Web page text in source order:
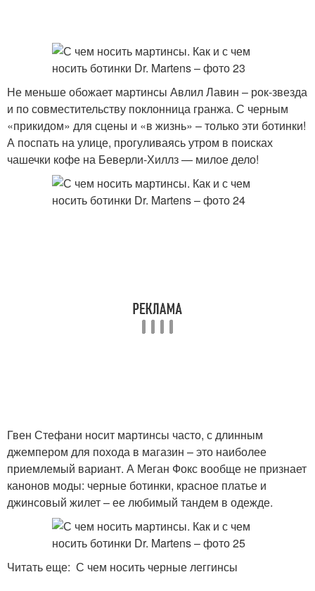
Не меньше обожает мартинсы Авлил Лавин – рок-звезда
и по совместительству поклонница гранжа. С черным
«прикидом» для сцены и «в жизнь» – только эти ботинки!
А поспать на улице, прогуливаясь утром в поисках
чашечки кофе на Беверли-Хиллз — милое дело!
Гвен Стефани носит мартинсы часто, с длинным
джемпером для похода в магазин – это наиболее
приемлемый вариант. А Меган Фокс вообще не признает
канонов моды: черные ботинки, красное платье и
джинсовый жилет – ее любимый тандем в одежде.
Читать еще: С чем носить черные леггинсы